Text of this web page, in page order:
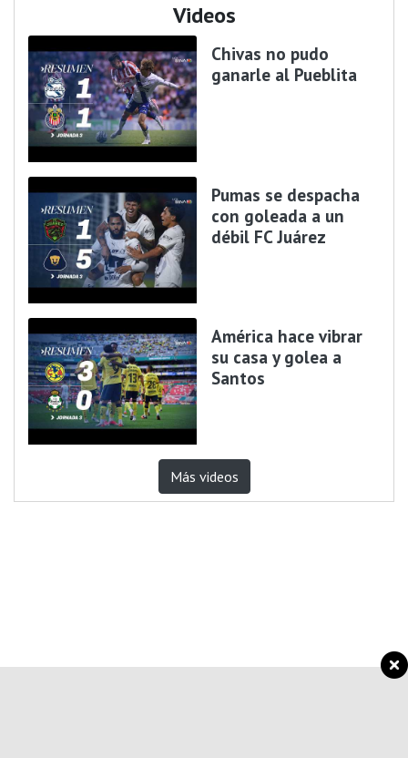
Videos
Chivas no pudo
ganarle al Pueblita
Pumas se despacha
con goleada a un
débil FC Juárez
América hace vibrar
su casa y golea a
Santos
Más videos